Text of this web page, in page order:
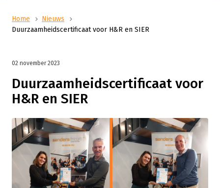
Home
Nieuws
Duurzaamheidscertificaat voor H&R en SIER
Duurzaamheidscertificaat voor
H&R en SIER
02 november 2023